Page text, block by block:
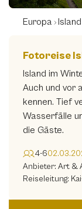
Europa Island
Fotoreise
Island im
Auch und vor
kennen. Tief
Wasserfälle
die Gäste.
4-6
Anbieter: Art &
Reiseleitung: